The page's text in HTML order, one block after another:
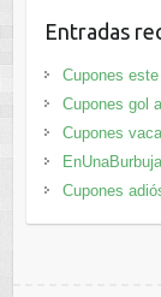
Entradas
Cupones
Cupones gol
Cupones
Cupones